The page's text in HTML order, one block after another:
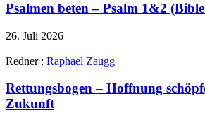
Psalmen beten – Psalm 1&2
26. Juli 2026
Redner : Raphael Zaugg
Rettungsbogen – Hoffnung
Zukunft